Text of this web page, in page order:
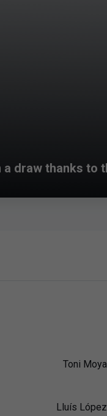
a draw thanks to
Toni Moya
Lluís López